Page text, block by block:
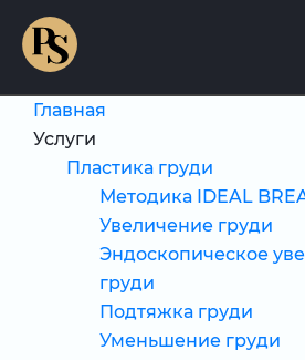
Главная
Услуги
Пластика груди
Методика IDEAL
Увеличение груди
Эндоскопическое
груди
Подтяжка груди
Уменьшение груди